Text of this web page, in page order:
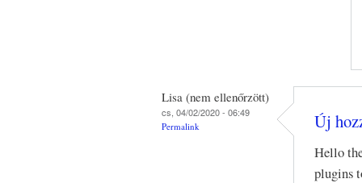
Lisa (nem ellenőrzött)
cs, 04/02/2020 - 06:49
Permalink Új
Hello
plugins